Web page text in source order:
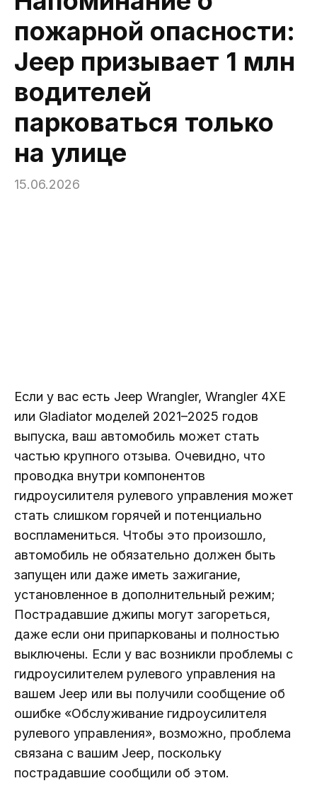
пожарной опасности:
Jeep призывает 1 млн
водителей
парковаться только
на улице
15.06.2026
Если у вас есть Jeep Wrangler, Wrangler 4XE
или Gladiator моделей 2021–2025 годов
выпуска, ваш автомобиль может стать
частью крупного отзыва. Очевидно, что
проводка внутри компонентов
гидроусилителя рулевого управления может
стать слишком горячей и потенциально
воспламениться. Чтобы это произошло,
автомобиль не обязательно должен быть
запущен или даже иметь зажигание,
установленное в дополнительный режим;
Пострадавшие джипы могут загореться,
даже если они припаркованы и полностью
выключены. Если у вас возникли проблемы с
гидроусилителем рулевого управления на
вашем Jeep или вы получили сообщение об
ошибке «Обслуживание гидроусилителя
рулевого управления», возможно, проблема
связана с вашим Jeep, поскольку
пострадавшие сообщили об этом.